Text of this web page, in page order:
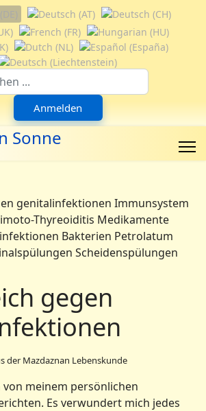
Anmelden
gegen
der Mazdaznan Lebenskunde
meinem persönlichen
Es verwundert mich jedes